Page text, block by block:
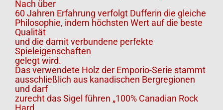
Nach über
60 Jahren Erfahrung verfolgt Dufferin die gleiche
Philosophie, indem höchsten Wert auf die beste
Qualität
und die damit verbundene perfekte
Spieleigenschaften
gelegt wird.
Das verwendete Holz der Emporio-Serie stammt
ausschließlich aus kanadischen Bergregionen
und darf
zurecht das Sigel führen „100% Canadian Rock
Hard